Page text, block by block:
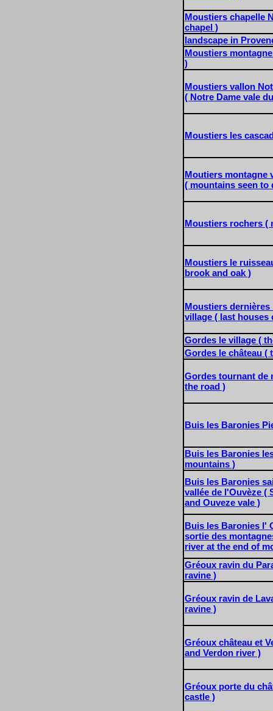
Moustiers chapelle
chapel )
landscape in
Moustiers
)
Moustiers vallon
( Notre Dame vale
Moustiers les
Moutiers montagne
( mountains seen to
Moustiers rochers (
Moustiers le
brook and oak )
Moustiers dernières
village ( last houses
Gordes le village (
Gordes le château (
Gordes tournant de
the road )
Buis les Baronies
Buis les Baronies
mountains )
Buis les Baronies
vallée de l'Ouvèze (
and Ouveze vale )
Buis les Baronies l'
sortie des
river at the end of
Gréoux ravin du
ravine )
Gréoux ravin de
ravine )
Gréoux château et
and Verdon river )
Gréoux porte du
castle )